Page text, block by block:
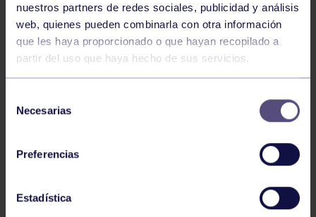
nuestros partners de redes sociales, publicidad y análisis
web, quienes pueden combinarla con otra información
que les haya proporcionado o que hayan recopilado a
partir del uso que haya hecho de sus servicios.
Necesarias
Preferencias
Estadística
Balonmano 25 May 2026
LEO CARDELI, CONVOCADO CON
ESPAÑA
Balonmano